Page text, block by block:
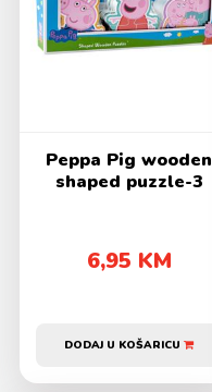
Peppa Pig wooden
shaped puzzle-3
6,95 KM
DODAJ U KOŠARICU